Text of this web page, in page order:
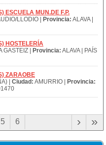
ESCUELA MUN.DE F.P.
LLODIO | Provincia: ALAVA |
HOSTELERÍA
GASTEIZ | Provincia: ALAVA | PAÍS
ZARAOBE
| Ciudad: AMURRIO |
Provincia:
5 6 »
›